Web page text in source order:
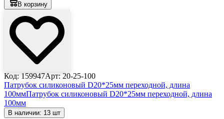
В корзину
Код: 159947Арт: 20-25-100
Патрубок силиконовый D20*25мм переходной, длина
100ммПатрубок силиконовый D20*25мм переходной, длина
100мм
В наличии: 13 шт